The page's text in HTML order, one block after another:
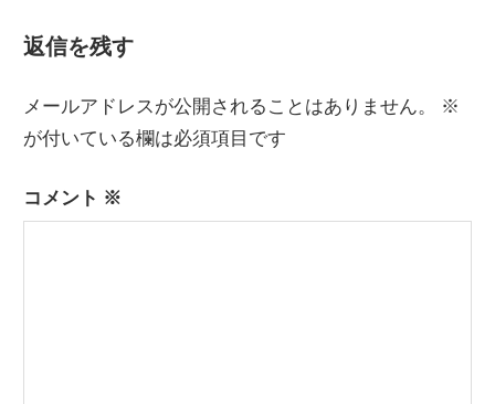
ナ
ゲ
シ
事:
返信を残す
メールアドレスが公開されることはありません。
※
が付いている欄は必須項目です
コメント ※